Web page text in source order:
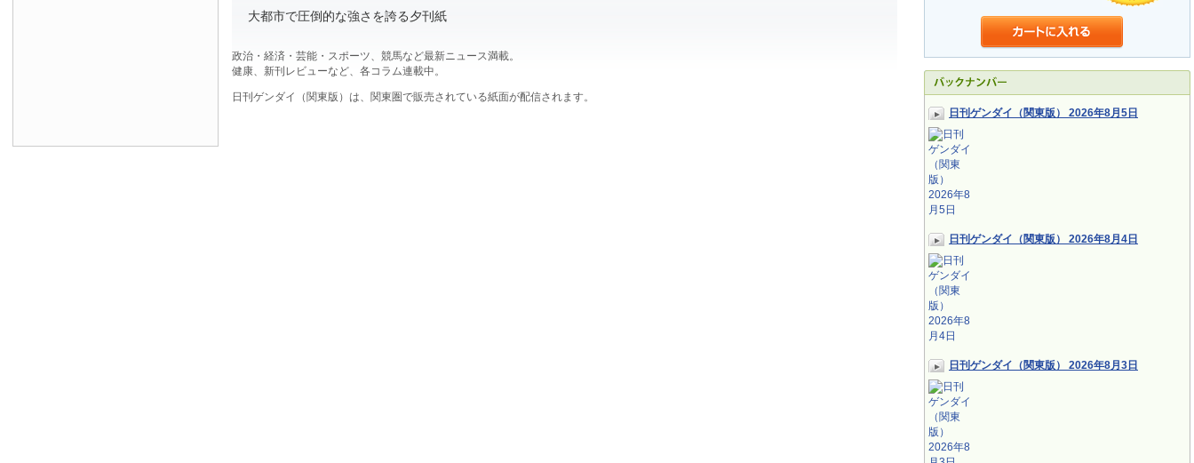
日刊ゲンダイ（関東版） 2026年8月5日
日刊ゲンダイ（関東版） 2026年8月4日
日刊ゲンダイ（関東版） 2026年8月3日
大都市で圧倒的な強さを誇る夕刊紙
政治・経済・芸能・スポーツ、競馬など最新ニュース満載。
健康、新刊レビューなど、各コラム連載中。
日刊ゲンダイ（関東版）は、関東圏で販売されている紙面が配信されます。